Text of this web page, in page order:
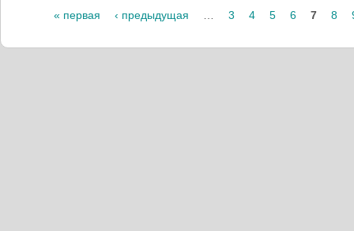
« первая ‹ предыдущая … 3 4 5 6 7 8